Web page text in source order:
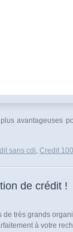
avantageuses
sans cdi, Credit
de crédit !
très grands
à votre